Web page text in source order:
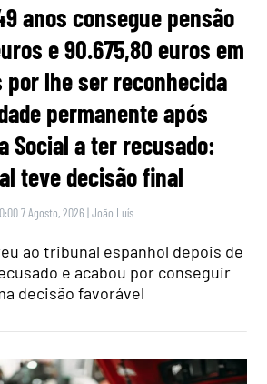
anos consegue pensão
e 90.675,80 euros em
lhe ser reconhecida
permanente após
Social a ter recusado:
teve decisão final
7 Agosto, 2026 |João Luís
ao tribunal espanhol depois de
e acabou por conseguir
decisão favorável